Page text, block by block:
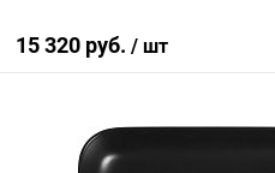
15 320 руб. / шт